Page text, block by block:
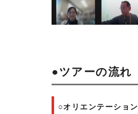
●ツアーの流れ
○オリエンテーション